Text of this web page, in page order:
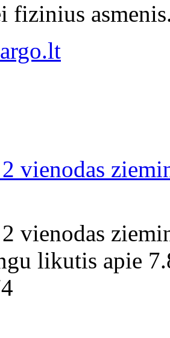
fizinius
vienodas
vienodas
likutis apie